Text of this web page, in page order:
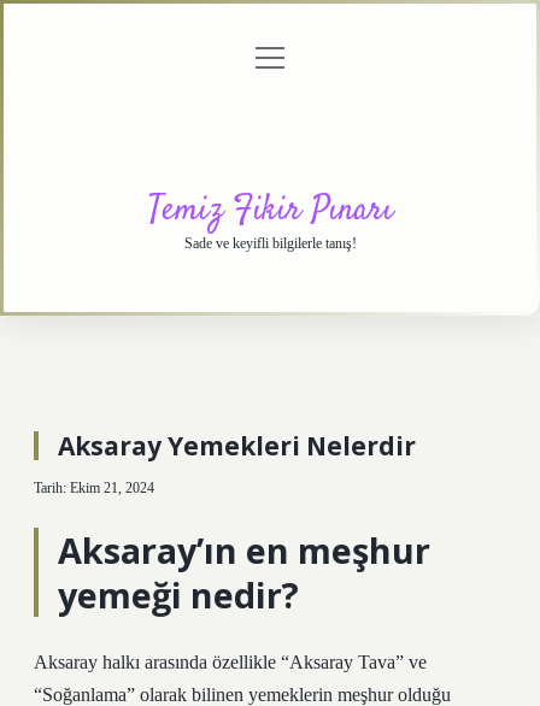
menüyü
Temiz Fikir Pınarı
Sade ve keyifli bilgilerle tanış!
Aksaray Yemekleri Nelerdir
Tarih: Ekim 21, 2024
Aksaray’ın en meşhur
yemeği nedir?
Aksaray halkı arasında özellikle “Aksaray Tava” ve
“Soğanlama” olarak bilinen yemeklerin meşhur olduğu